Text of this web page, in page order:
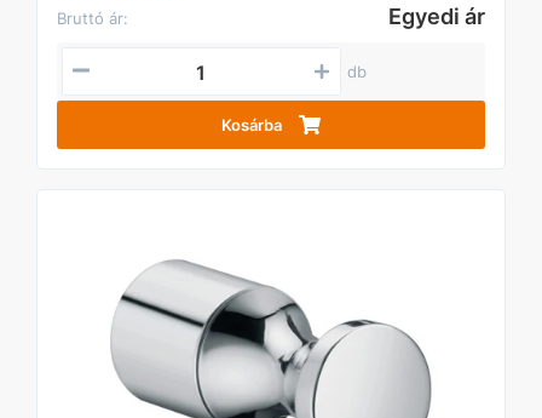
Bruttó ár:
Egyedi ár
db
Kosárba